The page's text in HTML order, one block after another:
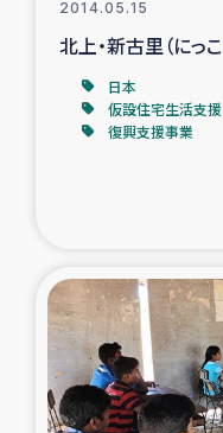
ガザ地区での
ガザ地区に
ガザ地区酪農
2014.05.15
北上・新古里（にっ
日本
仮設住宅生活支
復興支援事業